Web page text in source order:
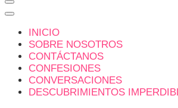
INICIO
SOBRE NOSOTROS
CONTÁCTANOS
CONFESIONES
CONVERSACIONES
DESCUBRIMIENTOS